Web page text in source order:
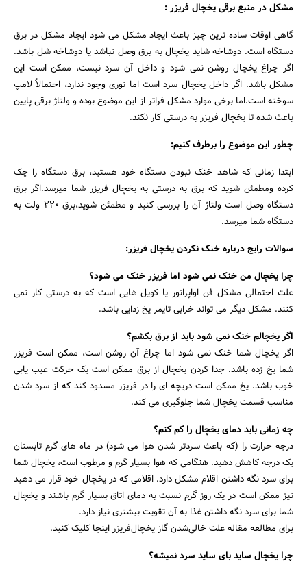
مشکل در منبع برقی یخچال فریزر :
گاهی اوقات ساده ترین چیز باعث ایجاد مشکل می شود ایجاد مشکل در برق
دستگاه است. دوشاخه شاید یخچال به برق وصل نباشد یا دوشاخه شل باشد.
اگر چراغ یخچال روشن نمی شود و داخل آن سرد نیست، ممکن است این
مشکل باشد. اگر داخل یخچال سرد است اما نوری وجود ندارد، احتمالاً لامپ
سوخته است.اما برخی موارد مشکل فراتر از این موضوع بوده و ولتاژ برقی پایین
باعث شده تا یخچال فریزر به درستی کار نکند.
چطور این موضوع را برطرف کنیم:
ابتدا زمانی که شاهد خنک نبودن دستگاه خود هستید، برق دستگاه را چک
کرده ومطمئن شوید که برق به درستی به یخچال فریزر شما میرسد.اگر برق
دستگاه وصل است ولتاژ آن را بررسی کنید و مطمئن شوید،برق ۲۲۰ ولت به
دستگاه شما میرسد.
سوالات رایج درباره خنک نکردن یخچال فریزر:
چرا یخچال من خنک نمی شود اما فریزر خنک می شود؟
علت احتمالی مشکل فن اواپراتور یا کویل هایی است که به درستی کار نمی
کنند. مشکل دیگر می تواند خرابی تایمر یخ زدایی باشد.
اگر یخچالم خنک نمی شود باید از برق بکشم؟
اگر یخچال شما خنک نمی شود اما چراغ آن روشن است، ممکن است فریزر
شما یخ زده باشد. جدا کردن یخچال از برق ممکن است یک حرکت عیب یابی
خوب باشد. یخ ممکن است دریچه ای را در فریزر مسدود کند که از سرد شدن
مناسب قسمت یخچال شما جلوگیری می کند.
چه زمانی باید دمای یخچال را کم کنم؟
درجه حرارت را (که باعث سردتر شدن هوا می شود) در ماه های گرم تابستان
یک درجه کاهش دهید. هنگامی که هوا بسیار گرم و مرطوب است، یخچال شما
برای سرد نگه داشتن اقلام مشکل دارد. اقلامی که در یخچال خود قرار می دهید
نیز ممکن است در یک روز گرم نسبت به دمای اتاق بسیار گرم باشند و یخچال
شما برای سرد نگه داشتن غذا به آن تقویت بیشتری نیاز دارد.
برای مطالعه مقاله علت خالی‌شدن گاز یخچال‌فریزر اینجا کلیک کنید.
چرا یخچال ساید بای ساید سرد نمیشه؟